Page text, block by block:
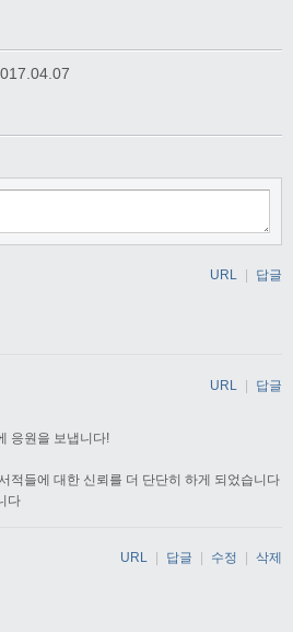
URL | 답글
응원을 보냅니다!
적들에 대한 신뢰를 더 단단히 하게 되었습니다
다
URL | 답글
URL 답글 수정 삭제